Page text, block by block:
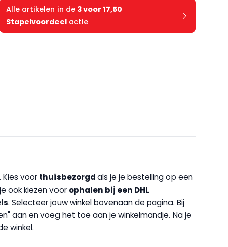
Alle artikelen in de 3 voor 17,50
Stapelvoordeelactie
voor thuisbezorgdals je je bestelling op een
ook kiezen voor ophalen bij een DHL
. Selecteer jouw winkel bovenaan de pagina. Bij
aan en voeg het toe aan je winkelmandje. Na je
winkel.